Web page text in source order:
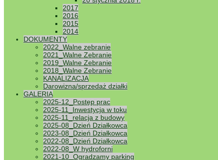
2017
2016
2015
2014
DOKUMENTY
2022_Walne zebranie
2021_Walne Zebranie
2019_Walne Zebranie
2018_Walne Zebranie
KANALIZACJA
Darowizna/sprzedaż działki
GALERIA
2025-12_Postęp prac
2025-11_Inwestycja w toku
2025-11_relacja z budowy
2025-08_Dzień Działkowca
2023-08_Dzień Działkowca
2022-08_Dzień Działkowca
2022-08_W hydroforni
2021-10_Ogradzamy parking